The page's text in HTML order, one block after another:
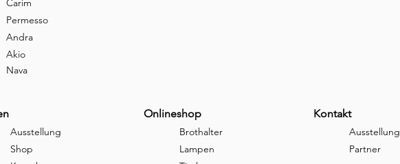
Carim
Permesso
Andra
Akio
Nava
Ausstellung
Shop
Onlineshop
Brothalter
Lampen
Kontakt
Ausstellung
Partner